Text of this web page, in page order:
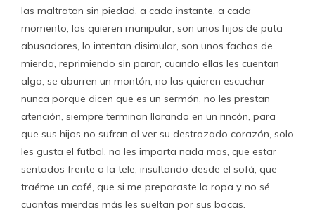
las maltratan sin piedad, a cada instante, a cada
momento, las quieren manipular, son unos hijos de puta
abusadores, lo intentan disimular, son unos fachas de
mierda, reprimiendo sin parar, cuando ellas les cuentan
algo, se aburren un montón, no las quieren escuchar
nunca porque dicen que es un sermón, no les prestan
atención, siempre terminan llorando en un rincón, para
que sus hijos no sufran al ver su destrozado corazón, solo
les gusta el futbol, no les importa nada mas, que estar
sentados frente a la tele, insultando desde el sofá, que
traéme un café, que si me preparaste la ropa y no sé
cuantas mierdas más les sueltan por sus bocas.